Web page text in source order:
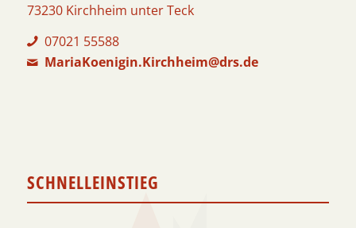
73230 Kirchheim unter Teck
07021 55588
MariaKoenigin.Kirchheim@drs.de
SCHNELLEINSTIEG